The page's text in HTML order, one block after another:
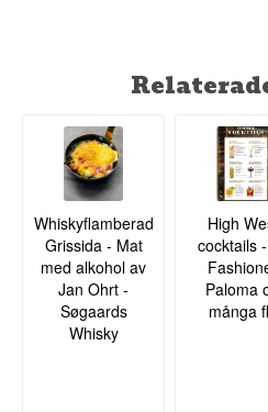
Whiskyflamberad
Grissida - Mat
med alkohol av
Jan Ohrt -
Søgaards
Whisky
High
cocktails
Paloma
många